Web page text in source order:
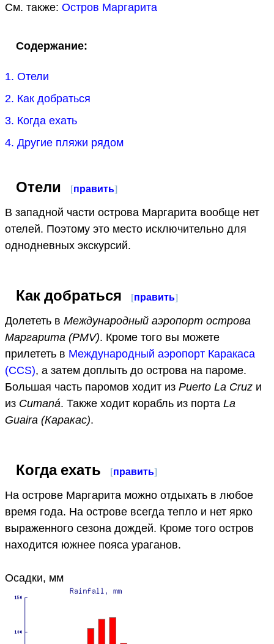
См. также: Остров Маргарита
Содержание:
1. Отели
2. Как добраться
3. Когда ехать
4. Другие пляжи рядом
Отели [править]
В западной части острова Маргарита вообще нет
отелей. Поэтому это место исключительно для
однодневных экскурсий.
Как добраться [править]
Долететь в Международный аэропорт острова
Маргарита (PMV). Кроме того вы можете
прилететь в Международный аэропорт Каракаса
(CCS), а затем доплыть до острова на пароме.
Большая часть паромов ходит из Puerto La Cruz и
из Cumaná. Также ходит корабль из порта La
Guaira (Каракас).
Когда ехать [править]
На острове Маргарита можно отдыхать в любое
время года. На острове всегда тепло и нет ярко
выраженного сезона дождей. Кроме того остров
находится южнее пояса ураганов.
Осадки, мм